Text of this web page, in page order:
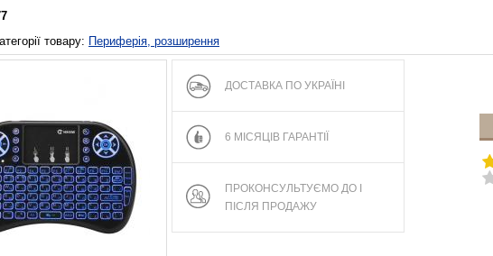
товару: Периферія, розширення
ДОСТАВКА ПО УКРАЇНІ
6 МІСЯЦІВ ГАРАНТІЇ
ПРОКОНСУЛЬТУЄМО ДО І
ПІСЛЯ ПРОДАЖУ